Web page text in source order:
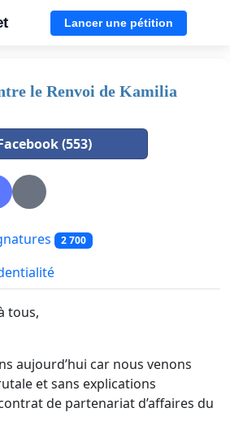
Lancer une pétition
le Renvoi de Kamilia
(553)
2 700
tous,
aujourd’hui car nous venons
et sans explications
de partenariat d’affaires du